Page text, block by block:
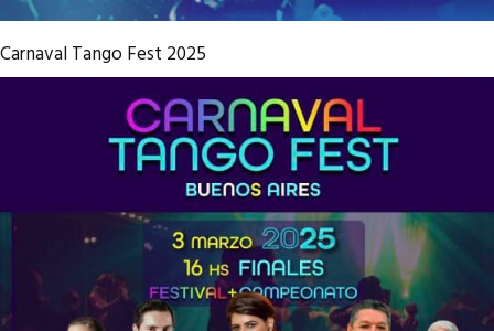
Carnaval Tango Fest 2025